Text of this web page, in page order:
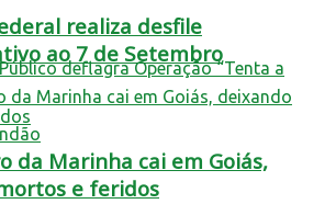
realiza desfile
ao 7 de Setembro
da Marinha cai em Goiás,
e feridos